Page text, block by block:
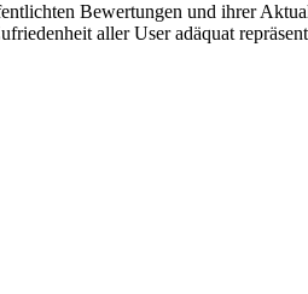
Bewertungen und ihrer
aller User adäquat